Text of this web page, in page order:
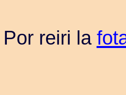
Por reiri la